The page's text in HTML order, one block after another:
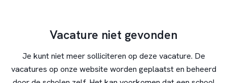
Vacature niet gevonden
Je kunt niet meer solliciteren op deze vacature. De
vacatures op onze website worden geplaatst en beheerd